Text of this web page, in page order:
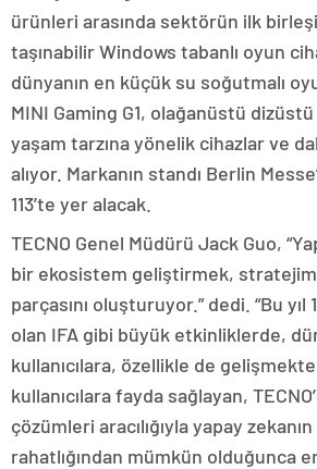
ürünleri arasında sektörün ilk
taşınabilir Windows tabanlı oyun
dünyanın en küçük su soğutmalı
MINI Gaming G1, olağanüstü
yaşam tarzına yönelik cihazlar ve
alıyor. Markanın standı Berlin
113’te yer alacak.
TECNO Genel Müdürü Jack Guo,
bir ekosistem geliştirmek,
parçasını oluşturuyor.” dedi. “Bu yıl
olan IFA gibi büyük etkinliklerde,
kullanıcılara, özellikle de
kullanıcılara fayda sağlayan,
çözümleri aracılığıyla yapay
rahatlığından mümkün olduğunca